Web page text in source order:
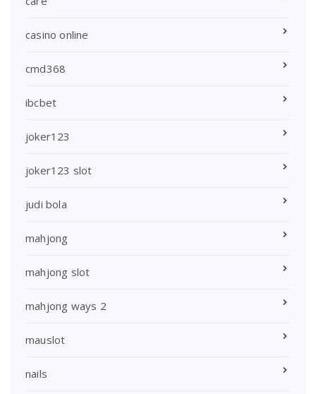
casino online
cmd368
ibcbet
joker123
joker123 slot
judi bola
mahjong
mahjong slot
mahjong ways 2
mauslot
nails